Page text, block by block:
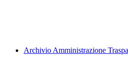
Archivio Amministrazione